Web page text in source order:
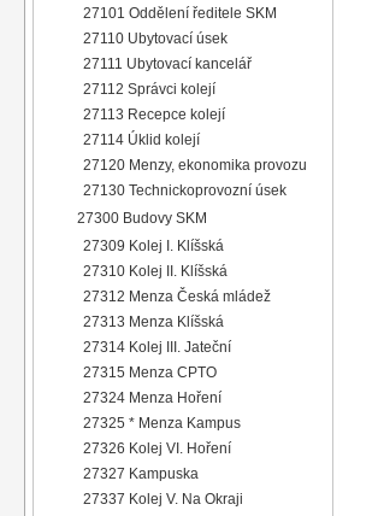
27101 Oddělení ředitele SKM
27110 Ubytovací úsek
27111 Ubytovací kancelář
27112 Správci kolejí
27113 Recepce kolejí
27114 Úklid kolejí
27120 Menzy, ekonomika provozu
27130 Technickoprovozní úsek
27300 Budovy SKM
27309 Kolej I. Klíšská
27310 Kolej II. Klíšská
27312 Menza Česká mládež
27313 Menza Klíšská
27314 Kolej III. Jateční
27315 Menza CPTO
27324 Menza Hoření
27325 * Menza Kampus
27326 Kolej VI. Hoření
27327 Kampuska
27337 Kolej V. Na Okraji